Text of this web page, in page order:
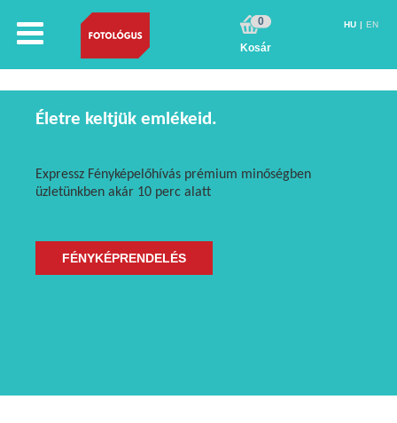
0
Kosár
HU EN
Életre keltjük emlékeid.
Expressz Fényképelőhívás prémium minőségben
üzletünkben akár 10 perc alatt
FÉNYKÉPRENDELÉS